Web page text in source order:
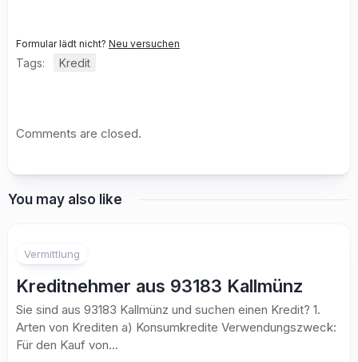
Formular lädt nicht? Neu versuchen
Tags: Kredit
Comments are closed.
You may also like
Vermittlung
Kreditnehmer aus 93183 Kallmünz
Sie sind aus 93183 Kallmünz und suchen einen Kredit? 1.
Arten von Krediten a) Konsumkredite Verwendungszweck:
Für den Kauf von...